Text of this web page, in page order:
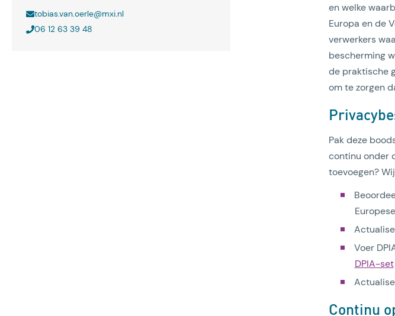
en welke
Europa en de
verwerkers
bescherming
de praktische
om te zorgen
Pak deze
continu onder
toevoegen?
Voer
DPIA-set
Continu
tobias.van.oerle@mxi.nl
06 12 63 39 48